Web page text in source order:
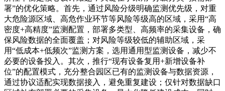
署”的优化策略。首先，通过风险分级明确监测优先级，对重
大危险源区域、高危作业环节等风险等级高的区域，采用“高
密度+高精度”监测配置，部署多类型、高频率的采集设备，确
保风险数据的全面覆盖；对风险等级较低的辅助区域，采
用“低成本+低频次”监测方案，选用通用型监测设备，减少不
必要的设备投入。其次，推行“现有设备复用+新增设备补
位”的配置模式，充分整合园区已有的监测设备与数据资源，
通过协议适配实现数据接入，避免重复建设；仅针对数据缺口